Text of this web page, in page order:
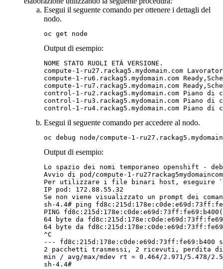
Esegui il seguente comando per ottenere i dettagli del
nodo.
oc get node
Output di esempio:
NOME STATO RUOLI ETÀ VERSIONE.
compute-1-ru27.rackag5.mydomain.com
compute-1-ru6.rackag5.mydomain.com
compute-1-ru7.rackag5.mydomain.com
control-1-ru2.rackag5.mydomain.com Piano
control-1-ru3.rackag5.mydomain.com Piano
Esegui il seguente comando per accedere al nodo.
oc debug node/compute-1-
Output di esempio:
Lo spazio dei nomi temporaneo openshift -
Avvio di pod/compute-1-
Per utilizzare i file binari host, eseguire
IP pod: 172.88.55.32
Se non viene visualizzato un prompt dei
sh-4.4# ping
PING
64 byte da
64 byte da
^C
---
2 pacchetti trasmessi, 2 ricevuti, perdita di
min / avg/max/mdev rt = 0.464/2.971/5.478/
sh-4.4#